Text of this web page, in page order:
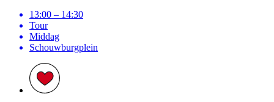
13:00 – 14:30
Tour
Middag
Schouwburg­plein